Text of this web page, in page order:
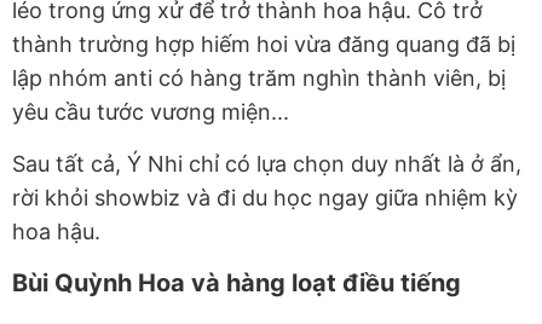
léo trong ứng xử để trở thành hoa hậu. Cô trở
thành trường hợp hiếm hoi vừa đăng quang đã bị
lập nhóm anti có hàng trăm nghìn thành viên, bị
yêu cầu tước vương miện...
Sau tất cả, Ý Nhi chỉ có lựa chọn duy nhất là ở ẩn,
rời khỏi showbiz và đi du học ngay giữa nhiệm kỳ
hoa hậu.
Bùi Quỳnh Hoa và hàng loạt điều tiếng